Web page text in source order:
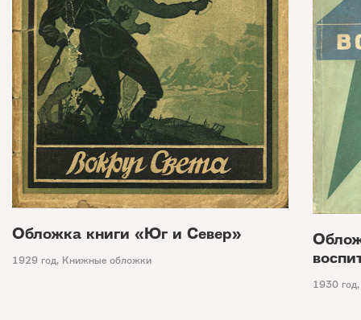
Обложка книги «Юг и Север»
1929 год, Книжные обложки
1930 год